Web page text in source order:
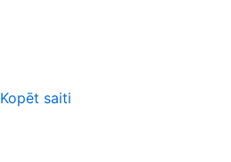
Kopēt saiti